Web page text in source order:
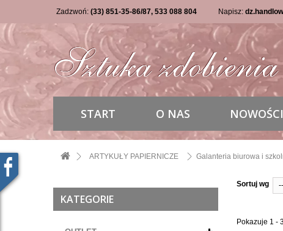
Zadzwoń: (33) 851-35-86/87, 533 088 804 Napisz:
START O NAS NOWOŚCI
ARTYKUŁY PAPIERNICZE Galanteria biurowa i
KATEGORIE
Sortuj wg --
Pokazuje 1 -